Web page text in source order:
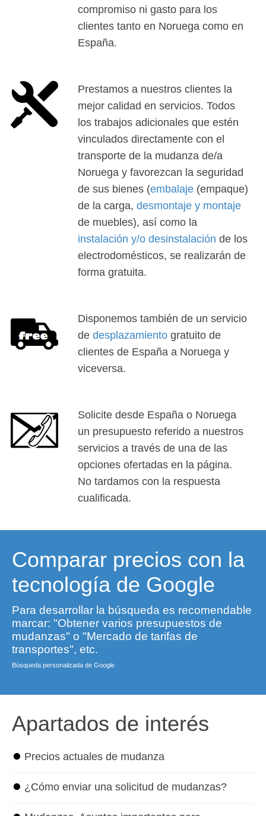
compromiso ni gasto para los
clientes tanto en Noruega como en
España.
Prestamos a nuestros clientes la
mejor calidad en servicios. Todos
los trabajos adicionales que estén
vinculados directamente con el
transporte de la mudanza de/a
Noruega y favorezcan la seguridad
de sus bienes (embalaje (empaque)
de la carga, desmontaje y montaje
de muebles), así como la
instalación y/o desinstalación de los
electrodomésticos, se realizarán de
forma gratuita.
Disponemos también de un servicio
de desplazamiento gratuito de
clientes de España a Noruega y
viceversa.
Solicite desde España o Noruega
un presupuesto referido a nuestros
servicios a través de una de las
opciones ofertadas en la página.
No tardamos con la respuesta
cualificada.
Comparar precios con la
tecnología de Google
Para desarrollar la búsqueda es recomendable
marcar: "Obtener varios presupuestos de
mudanzas" o "Mercado de tarifas de
transportes", etc.
Búsqueda personalizada de Google
Apartados de interés
⏺ Precios actuales de mudanza
⏺ ¿Cómo enviar una solicitud de mudanzas?